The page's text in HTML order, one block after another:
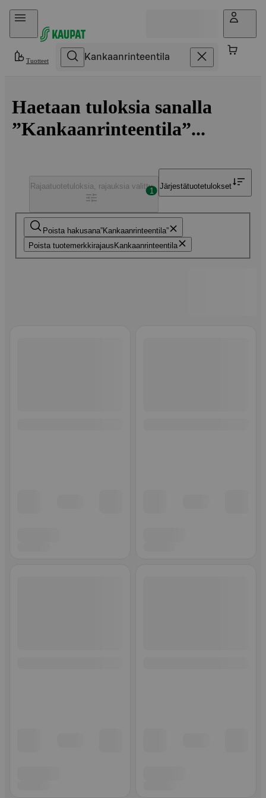
Hyppää sisältöön
Tuotteet
Haetaan tuloksia sanalla
”Kankaanrinteentila”...
Poista hakusana Kankaanrinteentila
Poista tuotemerkkirajaus Kankaanrinteentila
Rajaatuotetuloksia, rajauksia valittu
1
Järjestätuotetulokset